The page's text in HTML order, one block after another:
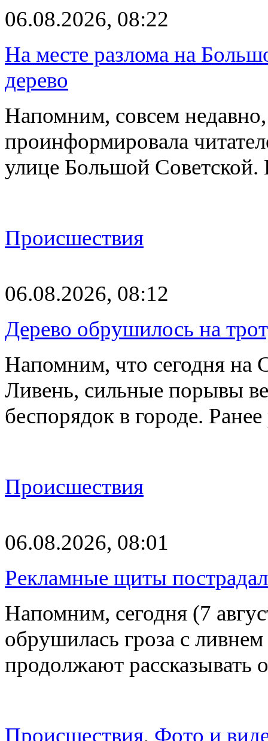
06.08.2026, 08:22
На месте разлома на
дерево
Напомним, совсем
проинформировала
улице Большой Советской.
Происшествия
06.08.2026, 08:12
Дерево обрушилось на
Напомним, что сегодня на
Ливень, сильные порывы
беспорядок в городе.
Происшествия
06.08.2026, 08:01
Рекламные щиты
Напомним, сегодня (7
обрушилась гроза с
продолжают рассказывать
Происшествия, Фото и